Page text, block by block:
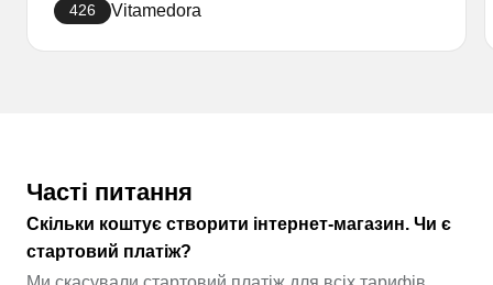
426 Vitamedora
Часті питання
Скільки коштує створити інтернет-магазин. Чи є
стартовий платіж?